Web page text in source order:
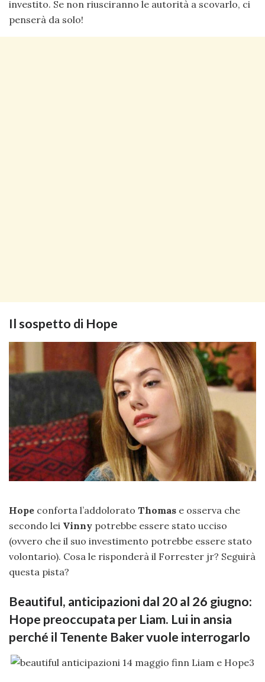
investito. Se non riusciranno le autorità a scovarlo, ci
penserà da solo!
Il sospetto di Hope
Hope conforta l’addolorato Thomas e osserva che
secondo lei Vinny potrebbe essere stato ucciso
(ovvero che il suo investimento potrebbe essere stato
volontario). Cosa le risponderà il Forrester jr? Seguirà
questa pista?
Beautiful, anticipazioni dal 20 al 26 giugno:
Hope preoccupata per Liam. Lui in ansia
perché il Tenente Baker vuole interrogarlo